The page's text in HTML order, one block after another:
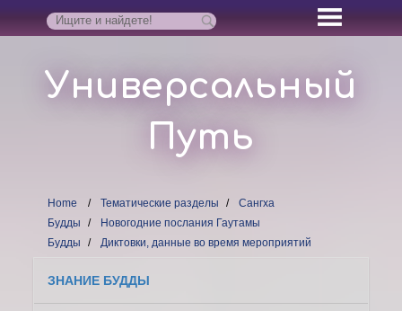
Универсальный
Путь
Home Тематические разделы
Сангха
Будды
Новогодние послания Гаутамы
Будды
Диктовки, данные во время мероприятий
ЗНАНИЕ БУДДЫ